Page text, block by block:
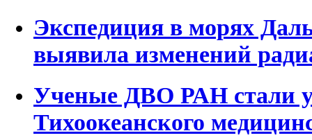
Экспедиция в морях
выявила изменений
Ученые ДВО РАН стали
Тихоокеанского